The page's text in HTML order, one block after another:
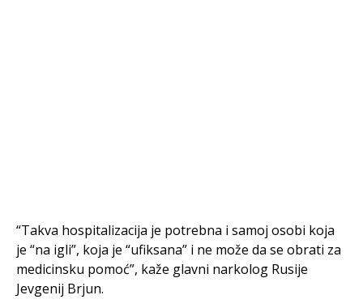
“Takva hospitalizacija je potrebna i samoj osobi koja
je “na igli”, koja je “ufiksana” i ne može da se obrati za
medicinsku pomoć”, kaže glavni narkolog Rusije
Jevgenij Brjun.